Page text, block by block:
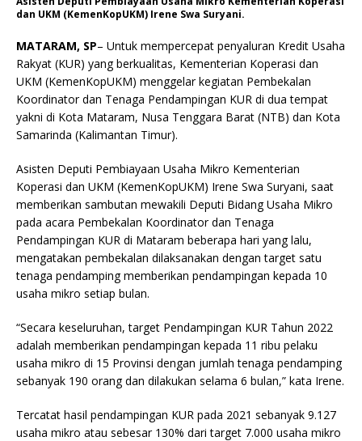
dan UKM (KemenKopUKM) Irene Swa Suryani.
MATARAM, SP– Untuk mempercepat penyaluran Kredit Usaha
Rakyat (KUR) yang berkualitas, Kementerian Koperasi dan
UKM (KemenKopUKM) menggelar kegiatan Pembekalan
Koordinator dan Tenaga Pendampingan KUR di dua tempat
yakni di Kota Mataram, Nusa Tenggara Barat (NTB) dan Kota
Samarinda (Kalimantan Timur).
Asisten Deputi Pembiayaan Usaha Mikro Kementerian
Koperasi dan UKM (KemenKopUKM) Irene Swa Suryani, saat
memberikan sambutan mewakili Deputi Bidang Usaha Mikro
pada acara Pembekalan Koordinator dan Tenaga
Pendampingan KUR di Mataram beberapa hari yang lalu,
mengatakan pembekalan dilaksanakan dengan target satu
tenaga pendamping memberikan pendampingan kepada 10
usaha mikro setiap bulan.
“Secara keseluruhan, target Pendampingan KUR Tahun 2022
adalah memberikan pendampingan kepada 11 ribu pelaku
usaha mikro di 15 Provinsi dengan jumlah tenaga pendamping
sebanyak 190 orang dan dilakukan selama 6 bulan,” kata Irene.
Tercatat hasil pendampingan KUR pada 2021 sebanyak 9.127
usaha mikro atau sebesar 130% dari target 7.000 usaha mikro